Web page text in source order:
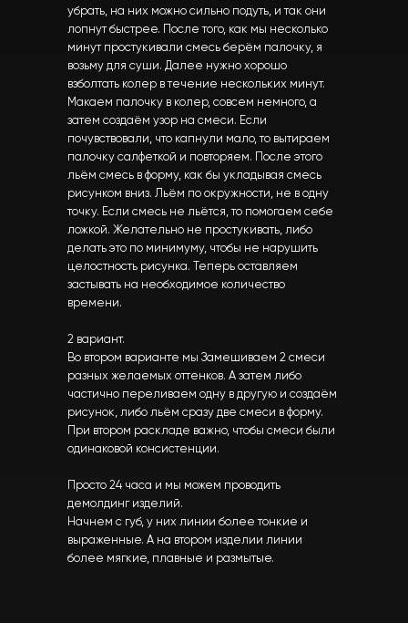
убрать, на них можно сильно подуть, и так они
лопнут быстрее. После того, как мы несколько
минут простукивали смесь берём палочку, я
возьму для суши. Далее нужно хорошо
взболтать колер в течение нескольких минут.
Макаем палочку в колер, совсем немного, а
затем создаём узор на смеси. Если
почувствовали, что капнули мало, то вытираем
палочку салфеткой и повторяем. После этого
льём смесь в форму, как бы укладывая смесь
рисунком вниз. Льём по окружности, не в одну
точку. Если смесь не льётся, то помогаем себе
ложкой. Желательно не простукивать, либо
делать это по минимуму, чтобы не нарушить
целостность рисунка. Теперь оставляем
застывать на необходимое количество
времени.
2 вариант.
Во втором варианте мы Замешиваем 2 смеси
разных желаемых оттенков. А затем либо
частично переливаем одну в другую и создаём
рисунок, либо льём сразу две смеси в форму.
При втором раскладе важно, чтобы смеси были
одинаковой консистенции.
Просто 24 часа и мы можем проводить
демолдинг изделий.
Начнем с губ, у них линии более тонкие и
выраженные. А на втором изделии линии
более мягкие, плавные и размытые.